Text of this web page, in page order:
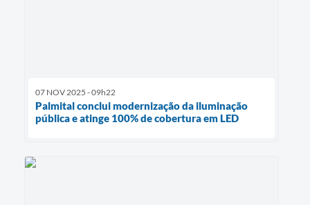
07 NOV 2025 - 09h22
Palmital conclui modernização da iluminação
pública e atinge 100% de cobertura em LED